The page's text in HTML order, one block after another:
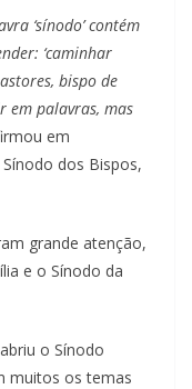
‘sínodo’ contém
‘caminhar
bispo de
em palavras, mas
em
dos Bispos,
grande atenção,
e o Sínodo da
o Sínodo
muitos os temas